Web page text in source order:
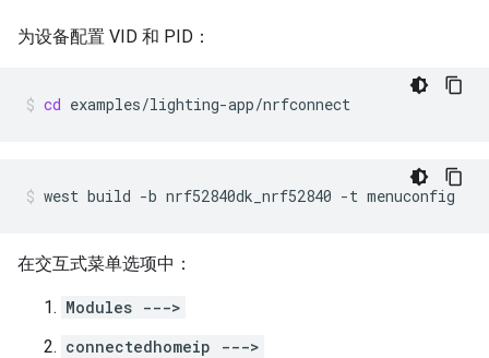
为设备配置 VID 和 PID：
cd examples/lighting-app/nrfconnect
west build -b nrf52840dk_nrf52840 -t menuconfig
在交互式菜单选项中：
Modules --->
connectedhomeip --->